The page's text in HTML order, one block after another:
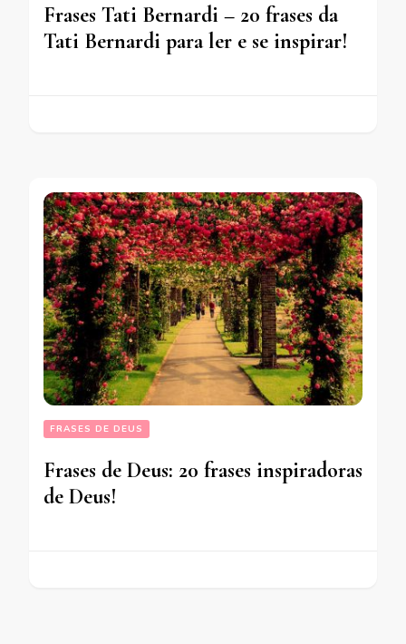
Frases Tati Bernardi – 20 frases da
Tati Bernardi para ler e se inspirar!
FRASES DE DEUS
Frases de Deus: 20 frases inspiradoras
de Deus!